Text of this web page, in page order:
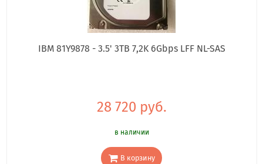
IBM 81Y9878 - 3.5' 3TB 7,2K 6Gbps LFF NL-SAS
28 720 руб.
в наличии
В корзину